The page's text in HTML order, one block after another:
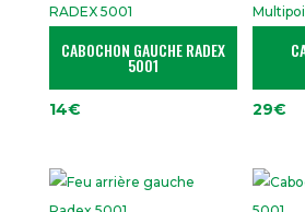
CABOCHON GAUCHE RADEX
5001
14€ 29€